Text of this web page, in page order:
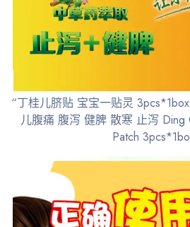
“丁桂儿脐贴 宝宝一贴灵
儿腹痛 腹泻 健脾 散寒 止泻 Ding
Patch